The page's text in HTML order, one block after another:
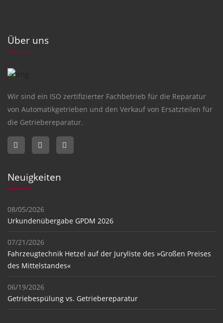
Über uns
Wir sind ein ISO zertifizierter Fachbetrieb für die Reparatur
von Automatikgetrieben und den Verkauf von Ersatzteilen für
die Getriebereparatur.
Neuigkeiten
08/05/2026
Urkundenübergabe GPDM 2026
07/21/2026
Fahrzeugtechnik Hetzel auf der Juryliste des »Großen Preises
des Mittelstandes«
06/19/2026
Getriebespülung vs. Getriebereparatur